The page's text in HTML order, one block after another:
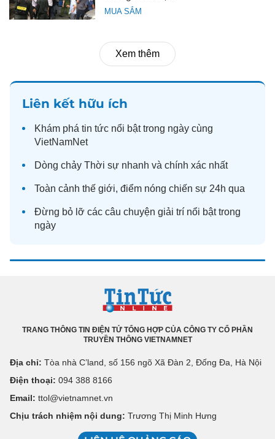
MUA SẮM
Xem thêm
Liên kết hữu ích
Khám phá tin tức nổi bật trong ngày cùng
VietNamNet
Dòng chảy Thời sự nhanh và chính xác nhất
Toàn cảnh thế giới, điểm nóng chiến sự 24h qua
Đừng bỏ lỡ các câu chuyện giải trí nổi bật trong
ngày
TRANG THÔNG TIN ĐIỆN TỬ TỔNG HỢP CỦA CÔNG TY CỔ PHẦN
TRUYỀN THÔNG VIETNAMNET
Địa chỉ: Tòa nhà C’land, số 156 ngõ Xã Đàn 2, Đống Đa, Hà Nội
Điện thoại: 094 388 8166
Email: ttol@vietnamnet.vn
Chịu trách nhiệm nội dung: Trương Thị Minh Hưng